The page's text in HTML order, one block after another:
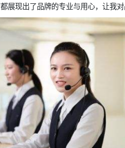
展现出了品牌的专业与用心，让我对